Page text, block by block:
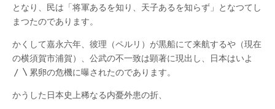
となり、民は「将軍あるを知り、天子あるを知らず」となつてし
まつたのであります。
かくして嘉永六年、彼理（ペルリ）が黒船にて来航するや（現在
の横須賀市浦賀）、公武の不一致は顕著に現出し、日本はいよ
〳〵累卵の危機に曝されたのであります。
かうした日本史上稀なる内憂外患の折、